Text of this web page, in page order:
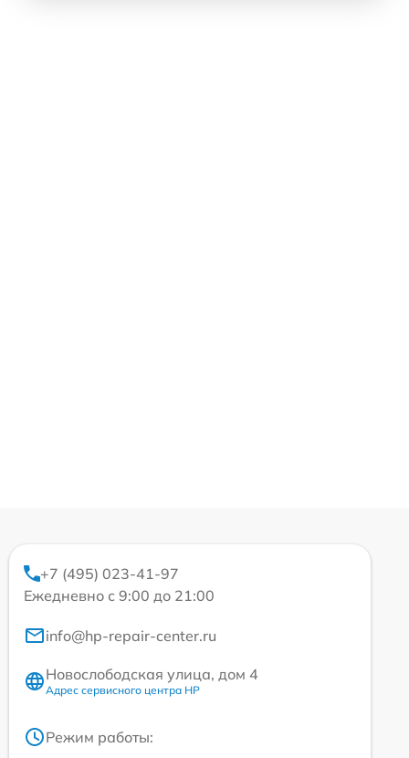
+7 (495) 023-41-97
Ежедневно с 9:00 до 21:00
info@hp-repair-center.ru
Новослободская улица, дом 4
Адрес сервисного центра HP
Режим работы: